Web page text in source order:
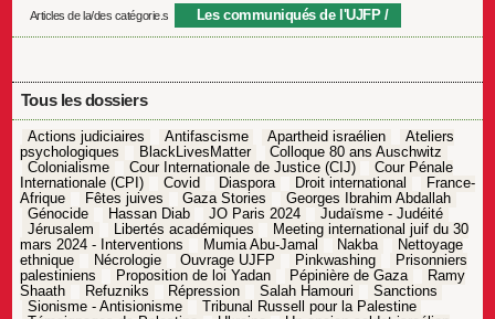
Articles de la/des catégorie.s Les communiqués de l'UJFP
Tous les dossiers
Actions judiciaires Antifascisme Apartheid israélien
Ateliers
psychologiques
BlackLivesMatter
Colloque 80 ans Auschwitz
Colonialisme
Cour Internationale de Justice (CIJ)
Cour Pénale
Internationale (CPI)
Covid Diaspora Droit international
France-
Afrique
Fêtes juives Gaza Stories
Georges Ibrahim Abdallah
Génocide
Hassan Diab JO Paris 2024
Judaïsme - Judéité
Jérusalem
Libertés académiques
Meeting international juif du 30
mars 2024 - Interventions
Mumia Abu-Jamal Nakba
Nettoyage
ethnique
Nécrologie Ouvrage UJFP Pinkwashing
Prisonniers
palestiniens
Proposition de loi Yadan Pépinière de Gaza
Ramy
Shaath
Refuzniks Répression Salah Hamouri
Sanctions
Sionisme - Antisionisme
Tribunal Russell pour la Palestine